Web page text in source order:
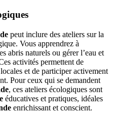
peut inclure des ateliers sur la
Vous apprendrez à
abris naturels ou gérer l’eau et
activités permettent de
et de participer activement
Pour ceux qui se demandent
, ces ateliers écologiques sont
éducatives et pratiques, idéales
enrichissant et conscient.